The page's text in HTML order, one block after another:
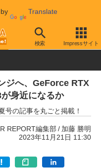
Translate
検索 Impressサイト
オカード（グラフィックボード
ジへ、GeForce RTX
身近になるか
号の記事を丸ごと掲載！
REPORT編集部
加藤 勝明
2023年11月21日 11:30